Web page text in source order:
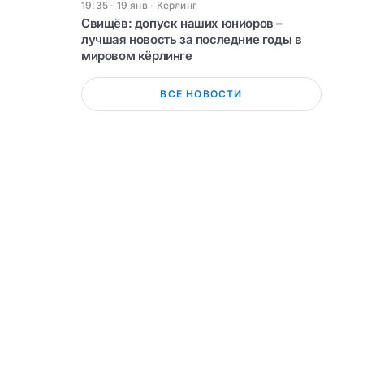
19:35 · 19 янв· Керлинг
Свищёв: допуск наших юниоров –
лучшая новость за последние годы в
мировом кёрлинге
ВСЕ НОВОСТИ